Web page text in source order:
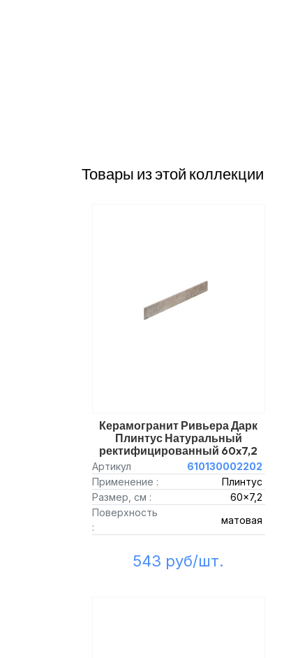
Товары из этой коллекции
Керамогранит Ривьера Дарк
Плинтус Натуральный
ректифицированный 60x7,2
Артикул
610130002202
Применение :
Плинтус
Размер, см :
60x7,2
Поверхность
:
матовая
543 руб/шт.